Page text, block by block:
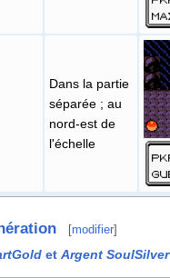
Dans la partie
séparée ; au
nord-est de
l'échelle
[modifier]
et Argent SoulSilver